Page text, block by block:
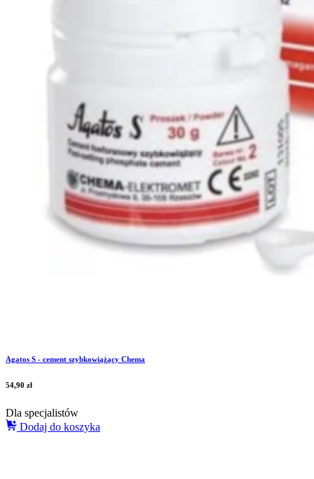
Agatos S - cement szybkowiążący Chema
54,90 zł
Dla specjalistów
Dodaj do koszyka